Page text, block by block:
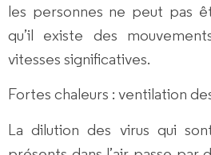
les personnes ne peut pas
qu’il existe des
vitesses significatives.
Fortes chaleurs : ventilation
La dilution des virus qui